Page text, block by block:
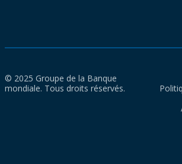
© 2025 Groupe de la Banque
mondiale. Tous droits réservés.